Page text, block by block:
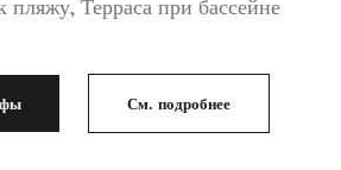
пляжу, Терраса при бассейне
См. подробнее